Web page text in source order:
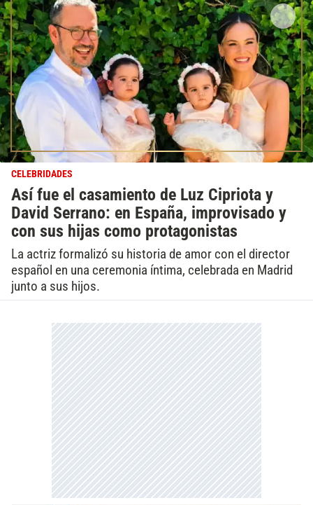
CELEBRIDADES
Así fue el casamiento de Luz Cipriota y
David Serrano: en España, improvisado y
con sus hijas como protagonistas
La actriz formalizó su historia de amor con el director
español en una ceremonia íntima, celebrada en Madrid
junto a sus hijos.